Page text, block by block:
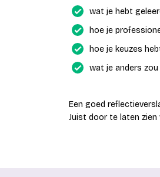
wat je hebt
hoe je
hoe je keuzes
wat je anders
Een goed
Juist door te laten zien